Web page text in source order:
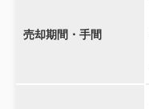
売却期間・手間